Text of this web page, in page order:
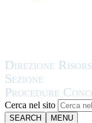
Cerca nel sito
SEARCH MENU